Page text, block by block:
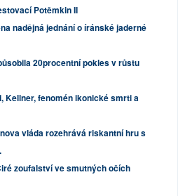
Potěmkin II
nadějná jednání o íránské jaderné
20procentní pokles v růstu
Kellner, fenomén ikonické smrti a
vláda rozehrává riskantní hru s
zoufalství ve smutných očích